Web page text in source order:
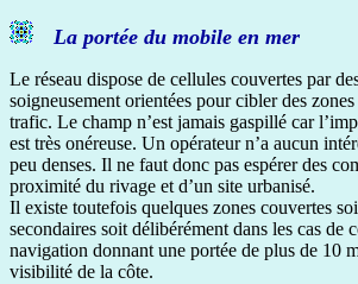
La portée du mobile en mer
Le réseau dispose de cellules couvertes par
soigneusement orientées pour cibler des
trafic. Le champ n’est jamais gaspillé car
est très onéreuse. Un opérateur n’a aucun
peu denses. Il ne faut donc pas espérer des
proximité du rivage et d’un site urbanisé.
Il existe toutefois quelques zones couvertes
secondaires soit délibérément dans les cas de
navigation donnant une portée de plus de 10
visibilité de la côte.